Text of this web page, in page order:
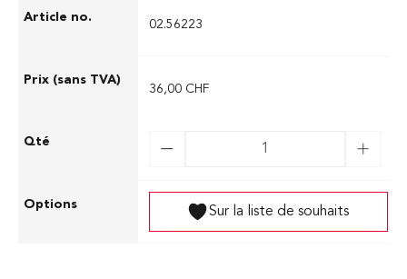
02.56223
36,00 CHF
Sur la liste de souhaits